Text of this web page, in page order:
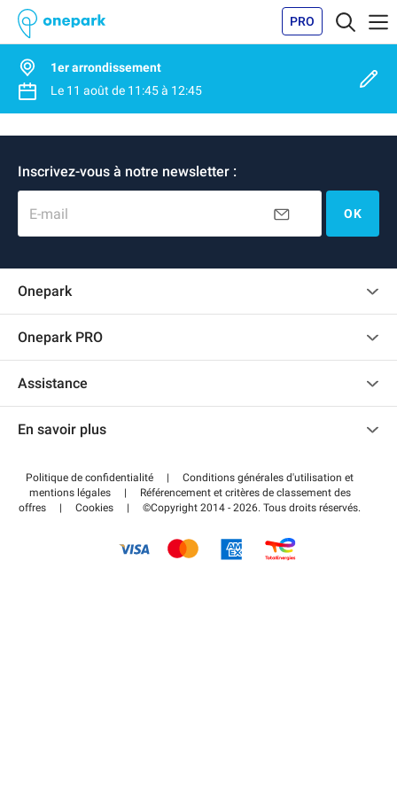
PRO
1er arrondissement
Le 11 août de 11:45à 12:45
Inscrivez-vous à notre newsletter :
E-mail OK
Onepark
Recrutement
Onepark PRO
Accéder à mon espace partenaire
Assistance
Centre d'aide
Régler votre stationnement FLOW
En savoir plus
Wiki
Guide du stationnement
Politique de confidentialité |
Conditions générales d'utilisation et
mentions légales
|
Référencement et critères de classement des
offres
| Cookies | ©Copyright 2014 - 2026. Tous droits réservés.